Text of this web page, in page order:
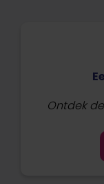
Ontdek